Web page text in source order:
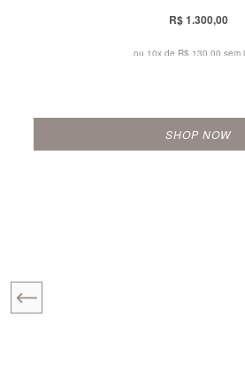
R$ 1.300,00
ou 10x de R$ 130,00 sem
SHOP NOW